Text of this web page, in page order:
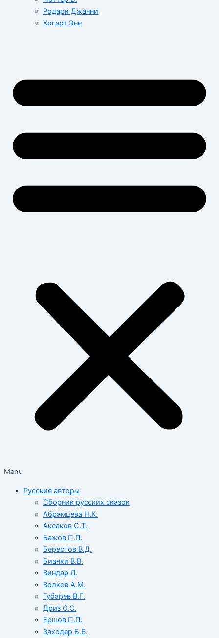
Родари Джанни
Хогарт Энн
Menu
Русские авторы
Сборник русских сказок
Абрамцева Н.К.
Аксаков С.Т.
Бажов П.П.
Берестов В.Д.
Бианки В.В.
Виндар Л.
Волков А.М.
Губарев В.Г.
Дриз О.О.
Ершов П.П.
Заходер Б.В.